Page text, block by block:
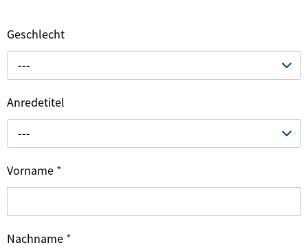
Geschlecht
---
Anredetitel
---
Vorname *
Nachname *